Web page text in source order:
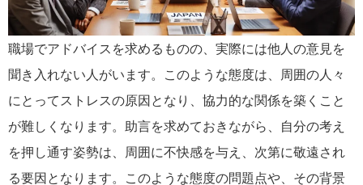
職場でアドバイスを求めるものの、実際には他人の意見を
聞き入れない人がいます。このような態度は、周囲の人々
にとってストレスの原因となり、協力的な関係を築くこと
が難しくなります。助言を求めておきながら、自分の考え
を押し通す姿勢は、周囲に不快感を与え、次第に敬遠され
る要因となります。このような態度の問題点や、その背景